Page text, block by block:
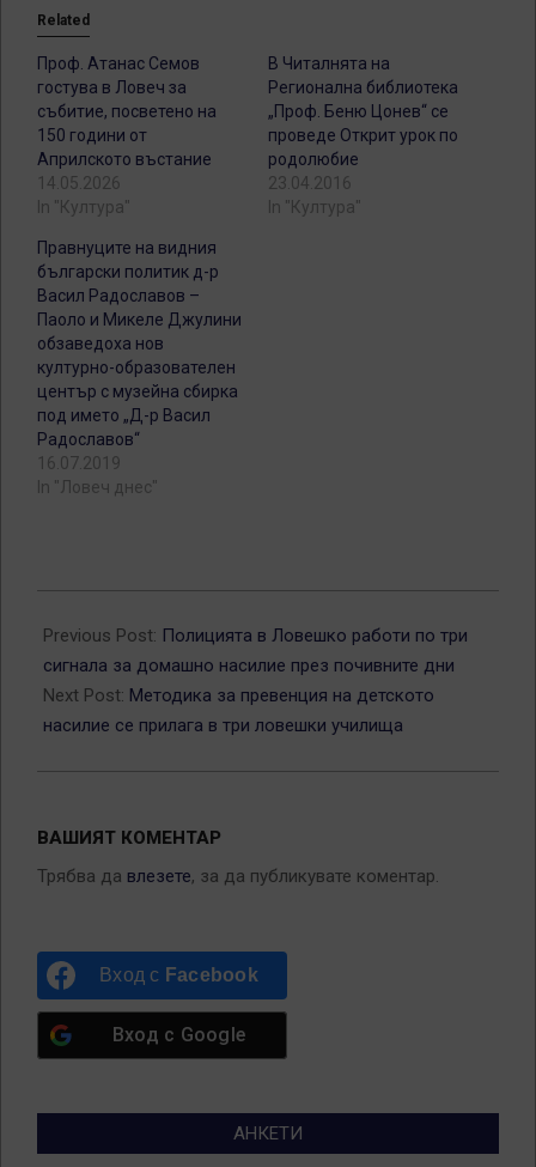
Related
Проф. Атанас Семов
гостува в Ловеч за
събитие, посветено на
150 години от
Априлското въстание
14.05.2026
In "Култура"
В Читалнята на
Регионална библиотека
„Проф. Беню Цонев“ се
проведе Открит урок по
родолюбие
23.04.2016
In "Култура"
Правнуците на видния
български политик д-р
Васил Радославов –
Паоло и Микеле Джулини
обзаведоха нов
културно-образователен
център с музейна сбирка
под името „Д-р Васил
Радославов“
16.07.2019
In "Ловеч днес"
05-
19
Previous Post: Полицията в Ловешко работи по три
сигнала за домашно насилие през почивните дни
Next Post: Методика за превенция на детското
насилие се прилага в три ловешки училища
ВАШИЯТ КОМЕНТАР
Трябва да влезете, за да публикувате коментар.
Вход с Facebook
Вход с Google
АНКЕТИ